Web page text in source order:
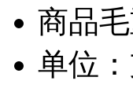
商品
单位